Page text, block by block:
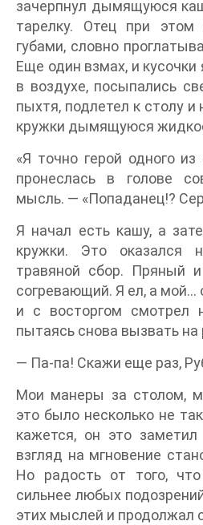
зачерпнул дымящуюся
тарелку. Отец при этом
губами, словно
Еще один взмах, и кусочки
в воздухе, посыпались
пыхтя, подлетел к столу
кружки дымящуюся
«Я точно герой одного
пронеслась в голове
мысль. — «Попаданец!?
Я начал есть кашу, а
кружки. Это оказался
травяной сбор. Пряный
согревающий. Я ел, а мой…
и с восторгом смотрел
пытаясь снова вызвать на
— Па-па! Скажи еще раз,
Мои манеры за столом,
это было несколько не
кажется, он это
взгляд на мгновение
Но радость от того,
сильнее любых
этих мыслей и продолжал